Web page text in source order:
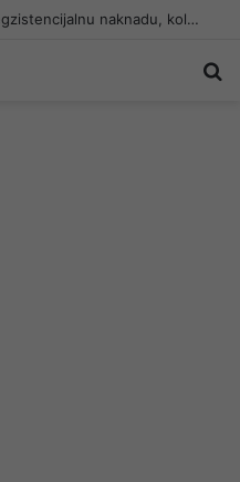
Kako se ostvaruje pravo na egzistencijalnu naknadu, kolika primanja borac može imati da bi aplicirao